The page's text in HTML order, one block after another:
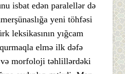
isbat edən paralellər də
yeni töhfəsi
leksikasının yığcam
elmə ilk dəfə
morfoloji təhlillərdəki